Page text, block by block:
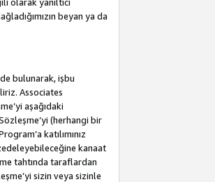
beyan ya da
bulunarak, işbu
Associates
aşağıdaki
(herhangi bir
katılımınız
kanaat
tahtında taraflardan
sizin veya sizinle